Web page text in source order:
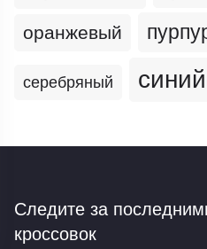
оранжевый
серебряный синий
Следите за
кроссовок